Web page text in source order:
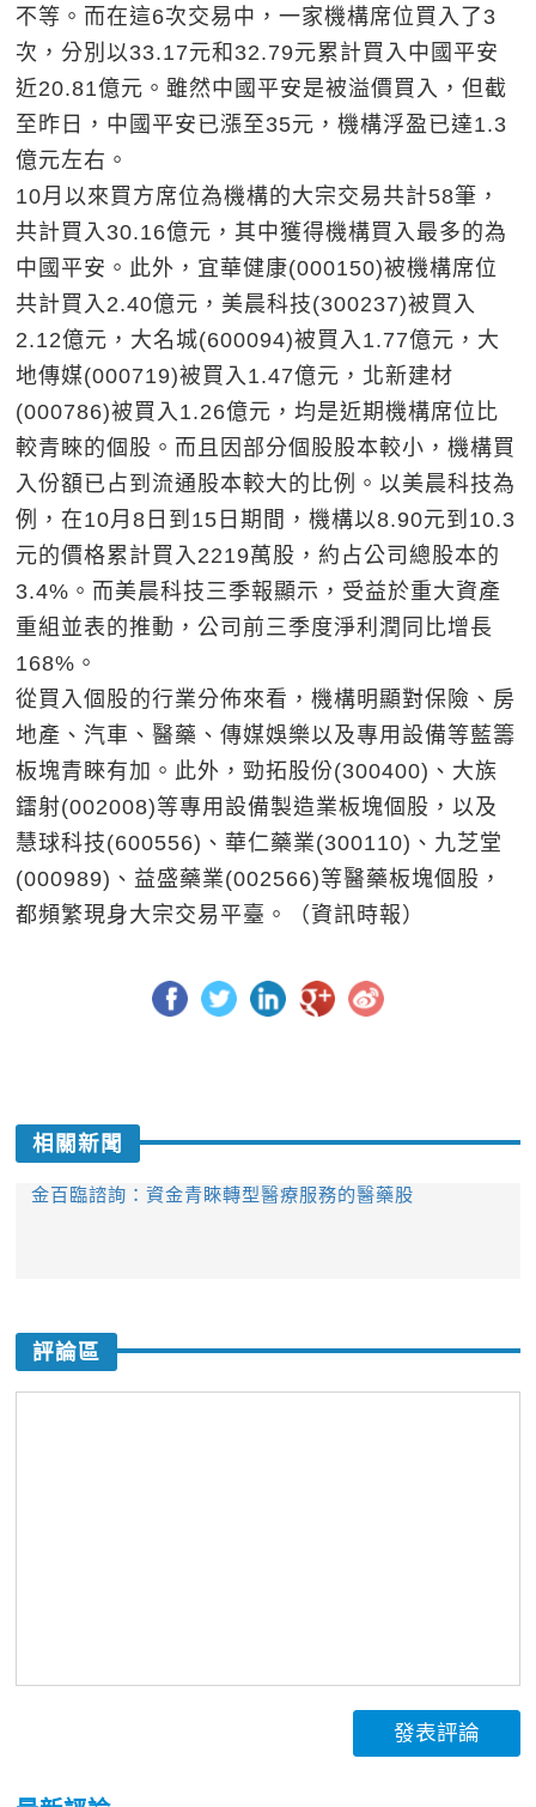
不等。而在這6次交易中，一家機構席位買入了3
次，分別以33.17元和32.79元累計買入中國平安
近20.81億元。雖然中國平安是被溢價買入，但截
至昨日，中國平安已漲至35元，機構浮盈已達1.3
億元左右。
10月以來買方席位為機構的大宗交易共計58筆，
共計買入30.16億元，其中獲得機構買入最多的為
中國平安。此外，宜華健康(000150)被機構席位
共計買入2.40億元，美晨科技(300237)被買入
2.12億元，大名城(600094)被買入1.77億元，大
地傳媒(000719)被買入1.47億元，北新建材
(000786)被買入1.26億元，均是近期機構席位比
較青睞的個股。而且因部分個股股本較小，機構買
入份額已占到流通股本較大的比例。以美晨科技為
例，在10月8日到15日期間，機構以8.90元到10.3
元的價格累計買入2219萬股，約占公司總股本的
3.4%。而美晨科技三季報顯示，受益於重大資產
重組並表的推動，公司前三季度淨利潤同比增長
168%。
從買入個股的行業分佈來看，機構明顯對保險、房
地產、汽車、醫藥、傳媒娛樂以及專用設備等藍籌
板塊青睞有加。此外，勁拓股份(300400)、大族
鐳射(002008)等專用設備製造業板塊個股，以及
慧球科技(600556)、華仁藥業(300110)、九芝堂
(000989)、益盛藥業(002566)等醫藥板塊個股，
都頻繁現身大宗交易平臺。（資訊時報）
相關新聞
金百臨諮詢：資金青睞轉型醫療服務的醫藥股
評論區
發表評論